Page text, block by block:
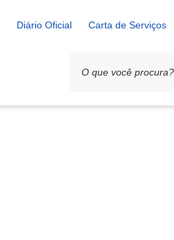
Diário Oficial Carta de Serviços